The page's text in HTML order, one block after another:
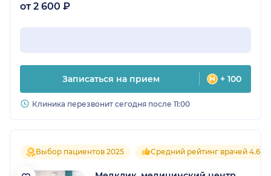
от 2 600 ₽
Записаться на прием + 100
Клиника перезвонит сегодня после 11:00
Выбор пациентов 2025 Средний рейтинг врачей 4.6